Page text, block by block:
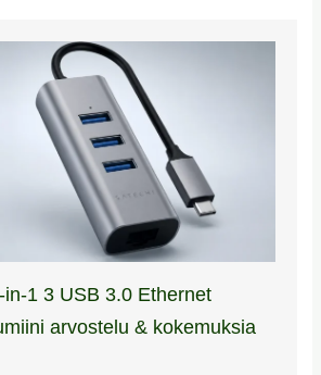
1 3 USB 3.0 Ethernet
arvostelu & kokemuksia